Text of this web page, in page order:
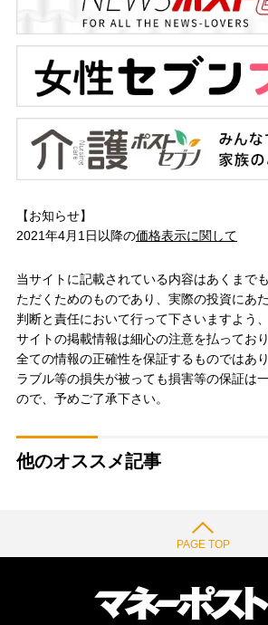
【お知らせ】
2021年4月1日以降の価格表示に関して
当サイトに記載されている内容はあくまで
ただくためのものであり、実際の投資にあ
判断と責任において行って下さいますよう
サイトの掲載情報は細心の注意を払ってお
全ての情報の正確性を保証するものではあ
ラブル等の損失が被っても損害等の保証は
ので、予めご了承下さい。
他のオススメ記事
PAGE TOP